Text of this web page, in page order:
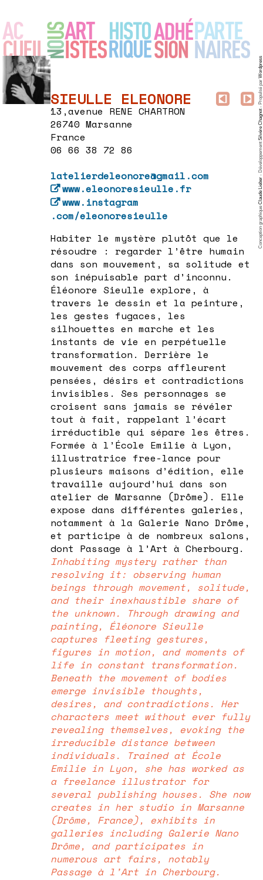
SIEULLE ELEONORE
13,avenue RENE CHARTRON
26740 Marsanne
France
06 66 38 72 86
latelierdeleonore@gmail.com
www.eleonoresieulle .fr
www.instagram
.com/eleonoresieulle
Habiter le mystère plutôt que le
résoudre : regarder l’être humain
dans son mouvement, sa solitude et
son inépuisable part d’inconnu.
Éléonore Sieulle explore, à
travers le dessin et la peinture,
les gestes fugaces, les
silhouettes en marche et les
instants de vie en perpétuelle
transformation. Derrière le
mouvement des corps affleurent
pensées, désirs et contradictions
invisibles. Ses personnages se
croisent sans jamais se révéler
tout à fait, rappelant l’écart
irréductible qui sépare les êtres.
Formée à l’École Emilie à Lyon,
illustratrice free-lance pour
plusieurs maisons d’édition, elle
travaille aujourd’hui dans son
atelier de Marsanne (Drôme). Elle
expose dans différentes galeries,
notamment à la Galerie Nano Drôme,
et participe à de nombreux salons,
dont Passage à l’Art à Cherbourg.
Inhabiting mystery rather than
resolving it: observing human
beings through movement, solitude,
and their inexhaustible share of
the unknown. Through drawing and
painting, Éléonore Sieulle
captures fleeting gestures,
figures in motion, and moments of
life in constant transformation.
Beneath the movement of bodies
emerge invisible thoughts,
desires, and contradictions. Her
characters meet without ever fully
revealing themselves, evoking the
irreducible distance between
individuals. Trained at École
Emilie in Lyon, she has worked as
a freelance illustrator for
several publishing houses. She now
creates in her studio in Marsanne
(Drôme, France), exhibits in
galleries including Galerie Nano
Drôme, and participates in
numerous art fairs, notably
Passage à l’Art in Cherbourg.
Conception graphique
Claude Lieber
- Développement
Silvère Chagnot
- Propulsé par
Wordpress